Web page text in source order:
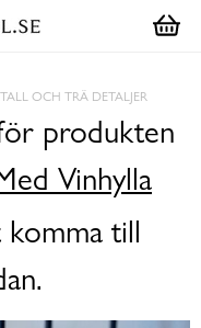
OCH TRÄ DETALJER
produkten
Vinhylla
till